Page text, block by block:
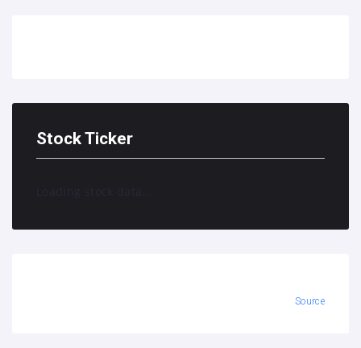
Stock Ticker
Loading stock data...
Source